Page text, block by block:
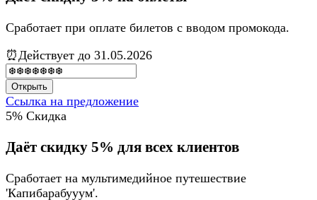
Сработает при оплате билетов с вводом промокода.
⏰Действует до 31.05.2026
Открыть
Ссылка на предложение
5% Скидка
Даёт скидку 5% для всех клиентов
Сработает на мультимедийное путешествие
'Капибарабууум'.